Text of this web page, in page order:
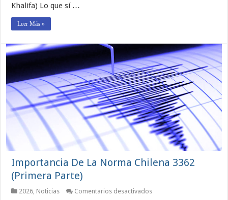
alcantarillas
Khalifa) Lo que sí …
Leer Más »
Importancia De La Norma Chilena 3362
(Primera Parte)
2026, Noticias Comentarios desactivadosen